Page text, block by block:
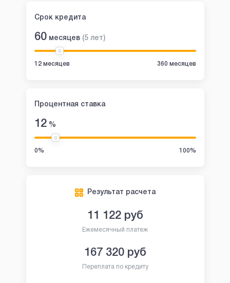
Срок кредита
60 месяцев (5 лет)
12 месяцев 360 месяцев
Процентная ставка
12%
0% 100%
Результат расчета
11 122руб
Ежемесячный платеж
167 320руб
Переплата по кредиту